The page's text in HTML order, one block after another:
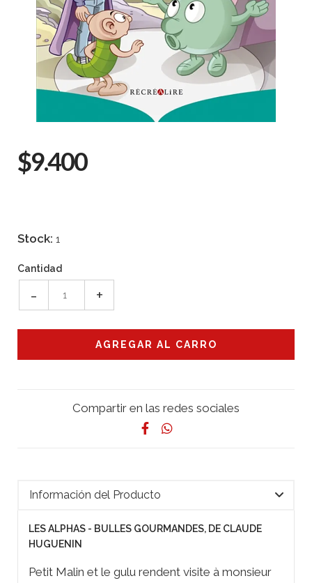
$9.400
Stock: 1
Cantidad
- +
Compartir en las redes sociales
Información del Producto
LES ALPHAS - BULLES GOURMANDES, DE CLAUDE
HUGUENIN
Petit Malin et le gulu rendent visite à monsieur